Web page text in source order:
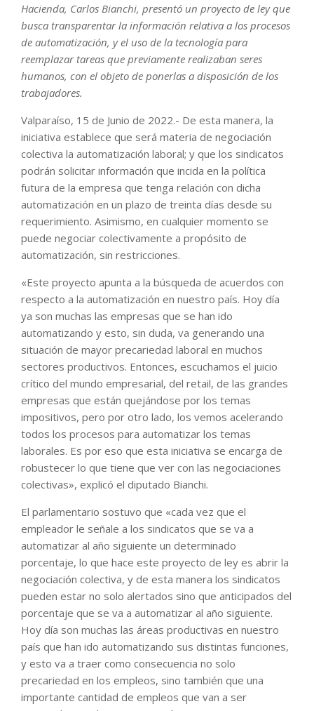
Hacienda, Carlos Bianchi, presentó un proyecto de ley que
busca transparentar la información relativa a los procesos
de automatización, y el uso de la tecnología para
reemplazar tareas que previamente realizaban seres
humanos, con el objeto de ponerlas a disposición de los
trabajadores.
Valparaíso, 15 de Junio de 2022.- De esta manera, la
iniciativa establece que será materia de negociación
colectiva la automatización laboral; y que los sindicatos
podrán solicitar información que incida en la política
futura de la empresa que tenga relación con dicha
automatización en un plazo de treinta días desde su
requerimiento. Asimismo, en cualquier momento se
puede negociar colectivamente a propósito de
automatización, sin restricciones.
«Este proyecto apunta a la búsqueda de acuerdos con
respecto a la automatización en nuestro país. Hoy día
ya son muchas las empresas que se han ido
automatizando y esto, sin duda, va generando una
situación de mayor precariedad laboral en muchos
sectores productivos. Entonces, escuchamos el juicio
crítico del mundo empresarial, del retail, de las grandes
empresas que están quejándose por los temas
impositivos, pero por otro lado, los vemos acelerando
todos los procesos para automatizar los temas
laborales. Es por eso que esta iniciativa se encarga de
robustecer lo que tiene que ver con las negociaciones
colectivas», explicó el diputado Bianchi.
El parlamentario sostuvo que «cada vez que el
empleador le señale a los sindicatos que se va a
automatizar al año siguiente un determinado
porcentaje, lo que hace este proyecto de ley es abrir la
negociación colectiva, y de esta manera los sindicatos
pueden estar no solo alertados sino que anticipados del
porcentaje que se va a automatizar al año siguiente.
Hoy día son muchas las áreas productivas en nuestro
país que han ido automatizando sus distintas funciones,
y esto va a traer como consecuencia no solo
precariedad en los empleos, sino también que una
importante cantidad de empleos que van a ser